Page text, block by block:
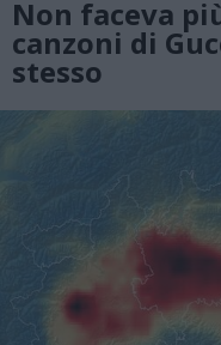
Non faceva
canzoni di
stesso